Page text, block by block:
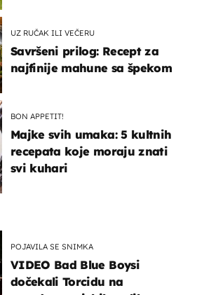
POJAVILA SE SNIMKA
VIDEO Bad Blue Boysi
dočekali Torcidu na
UZ RUČAK ILI VEČERU
Savršeni prilog: Recept za
najfinije mahune sa špekom
BON APPETIT!
Majke svih umaka: 5 kultnih
recepata koje moraju znati
svi kuhari